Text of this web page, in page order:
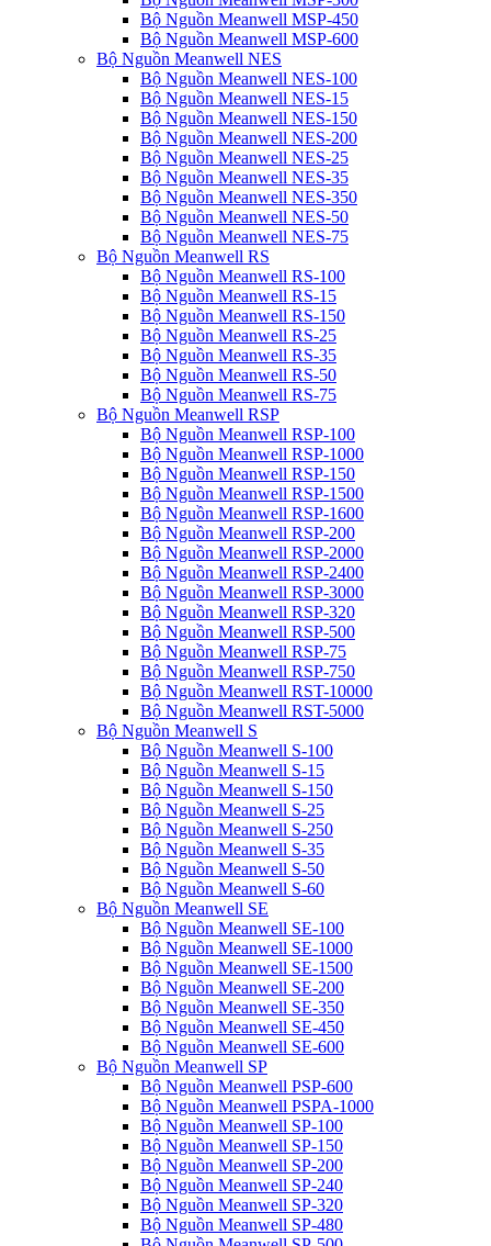
Bộ Nguồn Meanwell MSP-450
Bộ Nguồn Meanwell MSP-600
Bộ Nguồn Meanwell NES
Bộ Nguồn Meanwell NES-100
Bộ Nguồn Meanwell NES-15
Bộ Nguồn Meanwell NES-150
Bộ Nguồn Meanwell NES-200
Bộ Nguồn Meanwell NES-25
Bộ Nguồn Meanwell NES-35
Bộ Nguồn Meanwell NES-350
Bộ Nguồn Meanwell NES-50
Bộ Nguồn Meanwell NES-75
Bộ Nguồn Meanwell RS
Bộ Nguồn Meanwell RS-100
Bộ Nguồn Meanwell RS-15
Bộ Nguồn Meanwell RS-150
Bộ Nguồn Meanwell RS-25
Bộ Nguồn Meanwell RS-35
Bộ Nguồn Meanwell RS-50
Bộ Nguồn Meanwell RS-75
Bộ Nguồn Meanwell RSP
Bộ Nguồn Meanwell RSP-100
Bộ Nguồn Meanwell RSP-1000
Bộ Nguồn Meanwell RSP-150
Bộ Nguồn Meanwell RSP-1500
Bộ Nguồn Meanwell RSP-1600
Bộ Nguồn Meanwell RSP-200
Bộ Nguồn Meanwell RSP-2000
Bộ Nguồn Meanwell RSP-2400
Bộ Nguồn Meanwell RSP-3000
Bộ Nguồn Meanwell RSP-320
Bộ Nguồn Meanwell RSP-500
Bộ Nguồn Meanwell RSP-75
Bộ Nguồn Meanwell RSP-750
Bộ Nguồn Meanwell RST-10000
Bộ Nguồn Meanwell RST-5000
Bộ Nguồn Meanwell S
Bộ Nguồn Meanwell S-100
Bộ Nguồn Meanwell S-15
Bộ Nguồn Meanwell S-150
Bộ Nguồn Meanwell S-25
Bộ Nguồn Meanwell S-250
Bộ Nguồn Meanwell S-35
Bộ Nguồn Meanwell S-50
Bộ Nguồn Meanwell S-60
Bộ Nguồn Meanwell SE
Bộ Nguồn Meanwell SE-100
Bộ Nguồn Meanwell SE-1000
Bộ Nguồn Meanwell SE-1500
Bộ Nguồn Meanwell SE-200
Bộ Nguồn Meanwell SE-350
Bộ Nguồn Meanwell SE-450
Bộ Nguồn Meanwell SE-600
Bộ Nguồn Meanwell SP
Bộ Nguồn Meanwell PSP-600
Bộ Nguồn Meanwell PSPA-1000
Bộ Nguồn Meanwell SP-100
Bộ Nguồn Meanwell SP-150
Bộ Nguồn Meanwell SP-200
Bộ Nguồn Meanwell SP-240
Bộ Nguồn Meanwell SP-320
Bộ Nguồn Meanwell SP-480